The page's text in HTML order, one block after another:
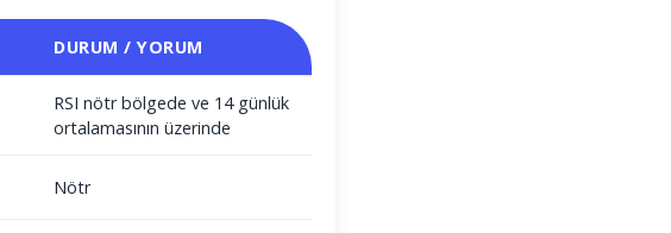
DURUM / YORUM
RSI nötr bölgede ve 14 günlük
ortalamasının üzerinde
Nötr